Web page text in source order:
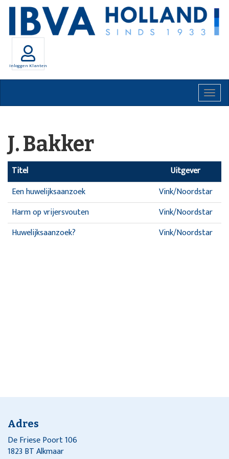
Inloggen Klanten
J. Bakker
Titel
Uitgever
Een huwelijksaanzoek
Vink/Noordstar
Harm op vrijersvouten
Vink/Noordstar
Huwelijksaanzoek?
Vink/Noordstar
Adres
De Friese Poort 106
1823 BT Alkmaar